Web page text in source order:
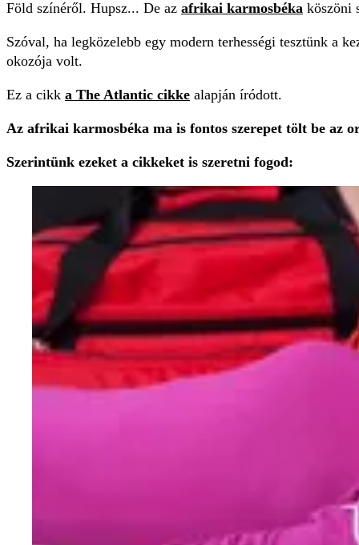
Föld színéről. Hupsz... De az afrikai karmosbéka köszöni
Szóval, ha legközelebb egy modern terhességi tesztünk a
okozója volt.
Ez a cikk a The Atlantic cikke alapján íródott.
Az afrikai karmosbéka ma is fontos szerepet tölt be az
Szerintünk ezeket a cikkeket is szeretni fogod: